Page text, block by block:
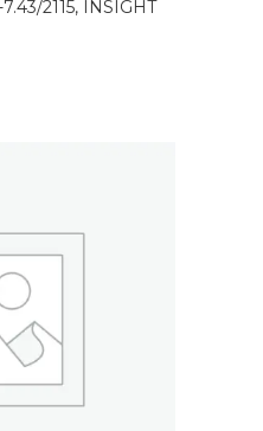
2115, INSIGHT